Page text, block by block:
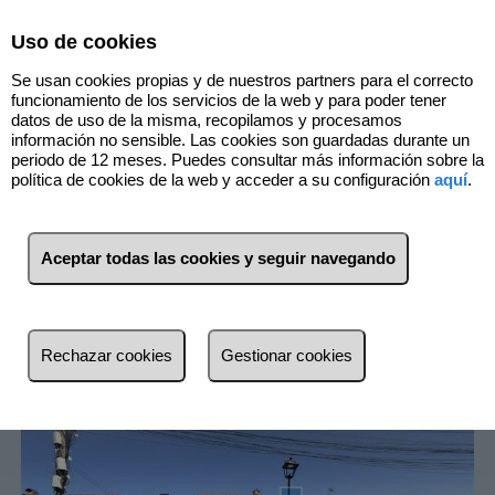
1 Inmuebles Villamiel de Toledo
Filtros
más reciente
más reciente
Baratos
Caros
Uso de cookies
Se usan cookies propias y de nuestros partners para el correcto
funcionamiento de los servicios de la web y para poder tener
datos de uso de la misma, recopilamos y procesamos
información no sensible. Las cookies son guardadas durante un
periodo de 12 meses. Puedes consultar más información sobre la
política de cookies de la web y acceder a su configuración aquí.
Aceptar todas las cookies y seguir navegando
Rechazar cookies Gestionar cookies